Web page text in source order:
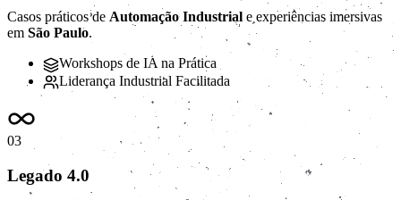
Casos práticos de Automação Industrial e experiências imersivas
em São Paulo.
Workshops de IA na Prática
Liderança Industrial Facilitada
03
Legado 4.0